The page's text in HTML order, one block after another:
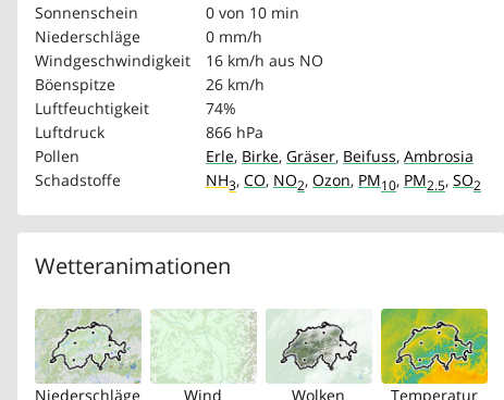
Sonnenschein
0 von 10 min
Niederschläge
0 mm/h
Windgeschwindigkeit
16 km/h aus NO
Böenspitze
26 km/h
Luftfeuchtigkeit
74%
Luftdruck
866 hPa
Pollen
Erle, Birke, Gräser, Beifuss, Ambrosia
Schadstoffe
NH3, CO, NO2, Ozon, PM10, PM2.5, SO2
Wetteranimationen
Niederschläge Wind Wolken Temperatur